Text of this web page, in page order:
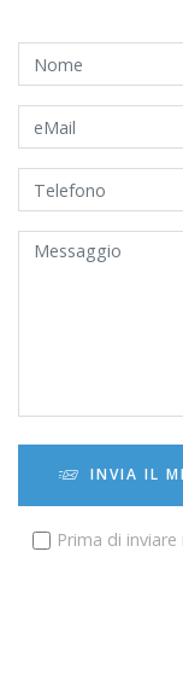
INVIA IL
Prima di